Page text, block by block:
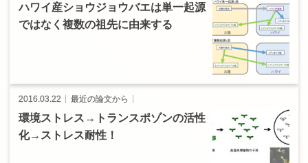
ハワイ産ショウジョウバエは単一起源
ではなく 複数の祖先に由来する
2016.03.22 最近の論文から
環境ストレス → トランスポゾンの活性
化→ ストレス耐性！